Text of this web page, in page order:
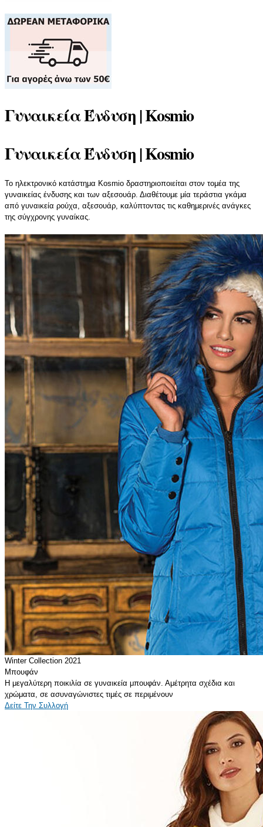
Γυναικεία Ένδυση | Kosmio
Γυναικεία Ένδυση | Kosmio
Το ηλεκτρονικό κατάστημα Kosmio δραστηριοποιείται στον τομέα της
γυναικείας ένδυσης και των αξεσουάρ. Διαθέτουμε μία τεράστια γκάμα
από γυναικεία ρούχα, αξεσουάρ, καλύπτοντας τις καθημερινές ανάγκες
της σύγχρονης γυναίκας.
Winter Collection 2021
Μπουφάν
Η μεγαλύτερη ποικιλία σε γυναικεία μπουφάν. Αμέτρητα σχέδια και
χρώματα, σε ασυναγώνιστες τιμές σε περιμένουν
Δείτε Την Συλλογή